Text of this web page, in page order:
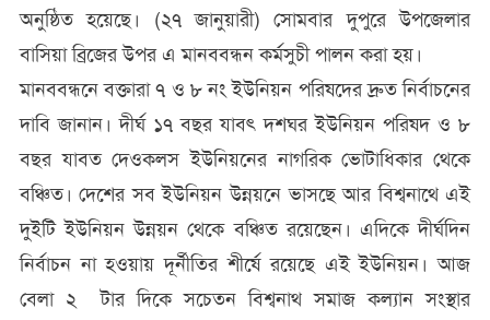
অনুষ্ঠিত হয়েছে। (২৭ জানুয়ারী) সোমবার দুপুরে উপজেলার
বাসিয়া ব্রিজের উপর এ মানববন্ধন কর্মসুচী পালন করা হয়।
মানববন্ধনে বক্তারা ৭ ও ৮ নং ইউনিয়ন পরিষদের দ্রুত নির্বাচনের
দাবি জানান। দীর্ঘ ১৭ বছর যাবৎ দশঘর ইউনিয়ন পরিষদ ও ৮
বছর যাবত দেওকলস ইউনিয়নের নাগরিক ভোটাধিকার থেকে
বঞ্চিত। দেশের সব ইউনিয়ন উন্নয়নে ভাসছে আর বিশ্বনাথে এই
দুইটি ইউনিয়ন উন্নয়ন থেকে বঞ্চিত রয়েছেন। এদিকে দীর্ঘদিন
নির্বাচন না হওয়ায় দূর্নীতির শীর্ষে রয়েছে এই ইউনিয়ন। আজ
বেলা ২ টার দিকে সচেতন বিশ্বনাথ সমাজ কল্যান সংস্থার